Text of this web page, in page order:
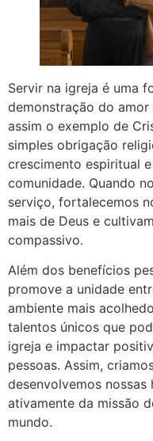
Servir na igreja é uma
demonstração do
assim o exemplo de
simples obrigação
crescimento espiritual
comunidade. Quando
serviço, fortalecemos
mais de Deus e
compassivo.
Além dos benefícios
promove a unidade
ambiente mais
talentos únicos que
igreja e impactar
pessoas. Assim,
desenvolvemos
ativamente da missão
mundo.